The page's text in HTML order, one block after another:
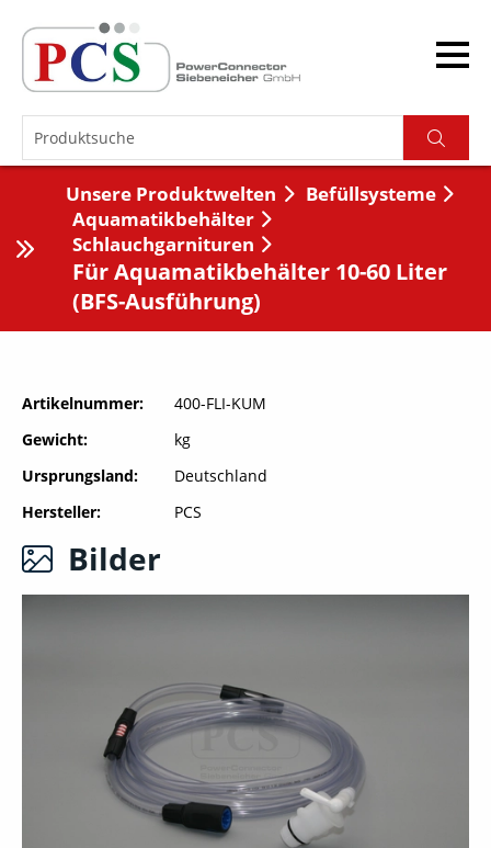
Unsere Produktwelten
Befüllsysteme
Aquamatikbehälter
Schlauchgarnituren
Für Aquamatikbehälter 10-60 Liter
(BFS-Ausführung)
Artikelnummer
400-FLI-KUM
Gewicht
kg
Ursprungsland
Deutschland
Hersteller
PCS
Bilder